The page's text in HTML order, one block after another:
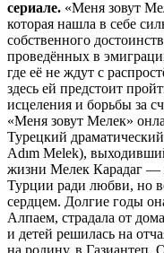
сериале. «Меня зовут
которая нашла в себе
собственного
проведённых в
где её не ждут с
здесь ей предстоит
исцеления и борьбы за
«Меня зовут Мелек»
Турецкий
Adım Melek),
жизни Мелек Карадаг —
Турции ради любви, но
сердцем. Долгие годы
Алпаем, страдала от
и детей решилась на